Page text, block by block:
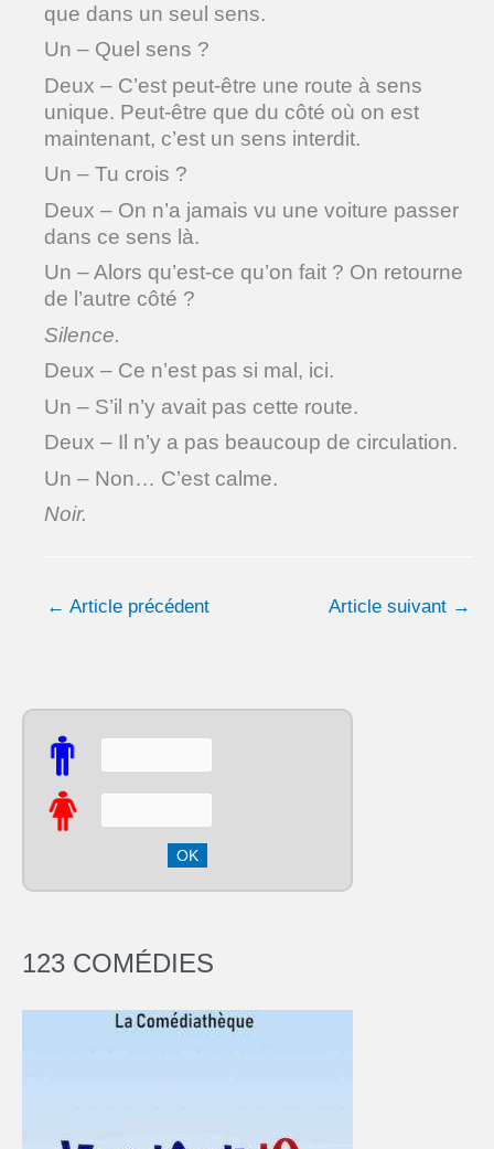
que dans un seul sens.
Un – Quel sens ?
Deux – C’est peut-être une route à sens
unique. Peut-être que du côté où on est
maintenant, c’est un sens interdit.
Un – Tu crois ?
Deux – On n’a jamais vu une voiture passer
dans ce sens là.
Un – Alors qu’est-ce qu’on fait ? On retourne
de l’autre côté ?
Silence.
Deux – Ce n’est pas si mal, ici.
Un – S’il n’y avait pas cette route.
Deux – Il n’y a pas beaucoup de circulation.
Un – Non… C’est calme.
Noir.
← Article précédent Article suivant →
123 COMÉDIES